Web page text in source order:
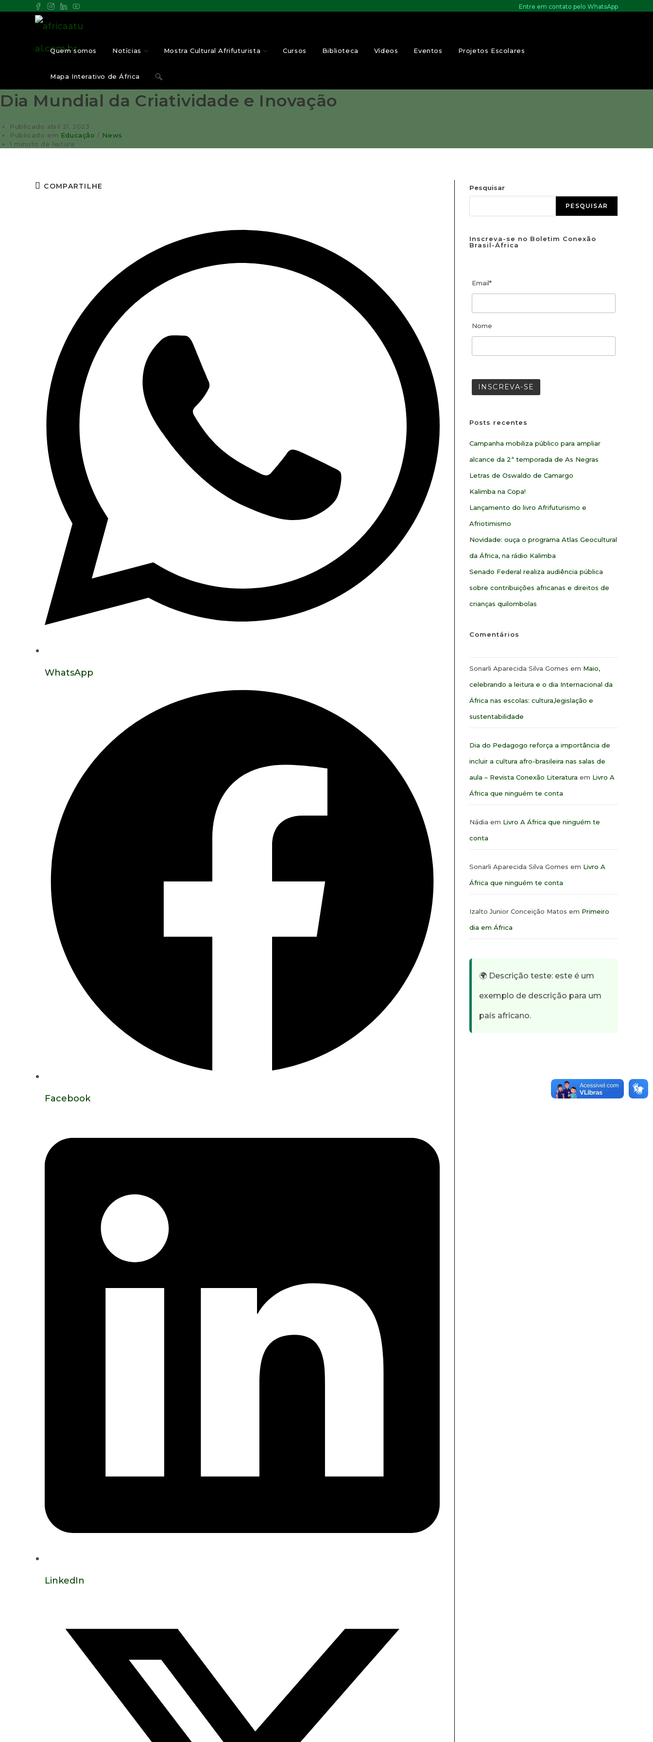
Entre em contato pelo WhatsApp
Quem somos Notícias Mostra Cultural Afrifuturista Cursos Biblioteca Vídeos Eventos Projetos Escolares
Mapa Interativo de África
Dia Mundial da Criatividade e Inovação
Publicado abril 21, 2023
Publicado em Educação / News
1 minuto de leitura
COMPARTILHE
WhatsApp
Facebook
LinkedIn
Pesquisar
PESQUISAR
Inscreva-se no Boletim Conexão
Brasil-África
Email*
Nome
Posts recentes
Campanha mobiliza público para ampliar
alcance da 2ª temporada de As Negras
Letras de Oswaldo de Camargo
Kalimba na Copa!
Lançamento do livro Afrifuturismo e
Afriotimismo
Novidade: ouça o programa Atlas Geocultural
da África, na rádio Kalimba
Senado Federal realiza audiência pública
sobre contribuições africanas e direitos de
crianças quilombolas
Comentários
Sonarli Aparecida Silva Gomes em Maio,
celebrando a leitura e o dia Internacional da
África nas escolas: cultura,legislação e
sustentabilidade
Dia do Pedagogo reforça a importância de
incluir a cultura afro-brasileira nas salas de
aula – Revista Conexão Literatura em Livro A
África que ninguém te conta
Nádia em Livro A África que ninguém te
conta
Sonarli Aparecida Silva Gomes em Livro A
África que ninguém te conta
Izalto Junior Conceição Matos em Primeiro
dia em África
🌍 Descrição teste: este é um
exemplo de descrição para um
país africano.